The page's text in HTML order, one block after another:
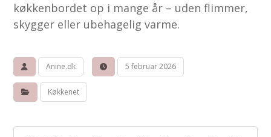
køkkenbordet op i mange år – uden flimmer,
skygger eller ubehagelig varme.
Anine.dk 5 februar 2026
Køkkenet